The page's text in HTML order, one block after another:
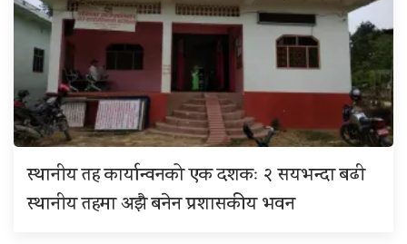
स्थानीय तह कार्यान्वनको एक दशकः २ सयभन्दा बढी
स्थानीय तहमा अझै बनेन प्रशासकीय भवन